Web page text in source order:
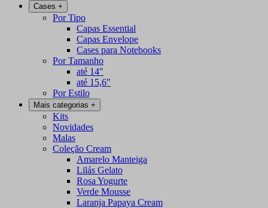
Cases +
Por Tipo
Capas Essential
Capas Envelope
Cases para Notebooks
Por Tamanho
até 14"
até 15,6"
Por Estilo
Mais categorias +
Kits
Novidades
Malas
Coleção Cream
Amarelo Manteiga
Lilás Gelato
Rosa Yogurte
Verde Mousse
Laranja Papaya Cream